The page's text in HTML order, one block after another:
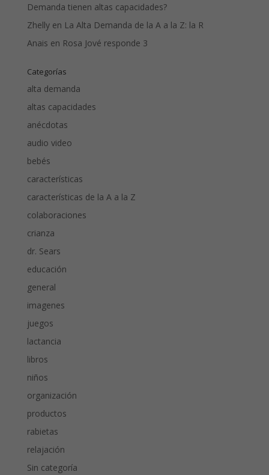
Demanda tienen altas capacidades?
Zhellyen La Alta Demanda de la A a la Z: la R
Anais en Rosa Jové responde 3
Categorías
alta demanda
altas capacidades
anécdotas
audio video
bebés
características
características de la A a la Z
colaboraciones
crianza
dr. Sears
educación
general
imagenes
juegos
lactancia
libros
niños
organización
productos
rabietas
relajación
Sin categoría